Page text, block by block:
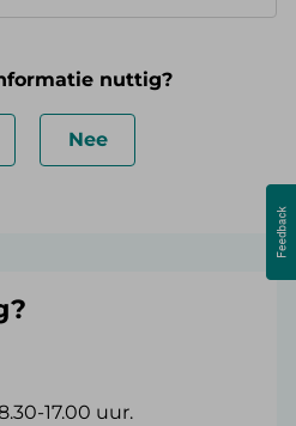
nuttig?
Nee
17.00 uur.